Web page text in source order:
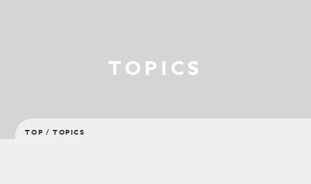
TOPICS
TOP / TOPICS